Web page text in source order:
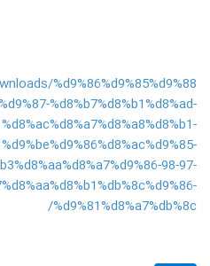
%d9%86%d9%85%d9%88
%d8%b7%d8%b1%d8%ad-
%d8%ac%d8%a7%d8%a8%d8%b1-
%d9%be%d9%86%d8%ac%d9%85-
98-97-
%d9%81%d8%a7%db%8c/